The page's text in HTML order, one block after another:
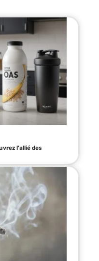
l’allié des